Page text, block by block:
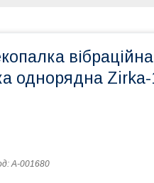
однорядна Zirka-
A-001680